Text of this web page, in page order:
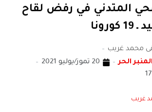
المتدني في رفض لقاح
محمد غريب
المنبر الحر
20 تموز/يوليو 2021
غريب